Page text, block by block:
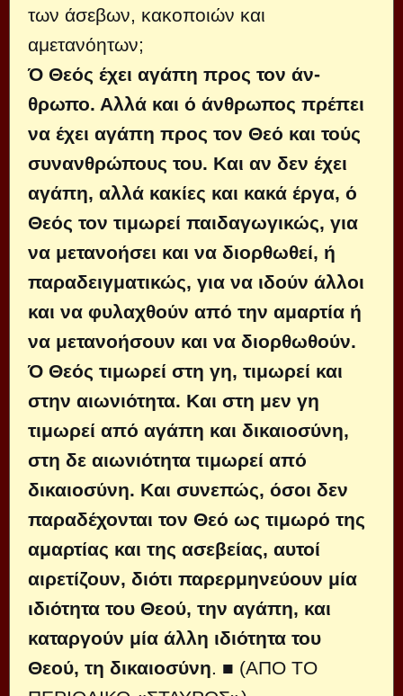
των άσεβων, κακοποιών και
αμετανόητων;
Ό Θεός έχει αγάπη προς τον άν­
θρωπο. Αλλά και ό άνθρωπος πρέπει
να έχει αγάπη προς τον Θεό και τούς
συνανθρώπους του. Και αν δεν έχει
αγάπη, αλλά κακίες και κακά έργα, ό
Θεός τον τιμωρεί παιδαγωγικώς, για
να μετανοήσει και να διορθωθεί, ή
παρα­δειγματικώς, για να ιδούν άλλοι
και να φυλαχθούν από την αμαρτία ή
να μετα­νοήσουν και να διορθωθούν.
Ό Θεός τιμωρεί στη γη, τιμωρεί και
στην αιω­νιότητα. Και στη μεν γη
τιμωρεί από αγάπη και δικαιοσύνη,
στη δε αιωνιό­τητα τιμωρεί από
δικαιοσύνη. Και συ­νεπώς, όσοι δεν
παραδέχονται τον Θεό ως τιμωρό της
αμαρτίας και της ασε­βείας, αυτοί
αιρετίζουν, διότι παρερ­μηνεύουν μία
ιδιότητα του Θεού, την αγάπη, και
καταργούν μία άλλη ιδιότη­τα του
Θεού, τη δικαιοσύνη. ■ (ΑΠΟ ΤΟ